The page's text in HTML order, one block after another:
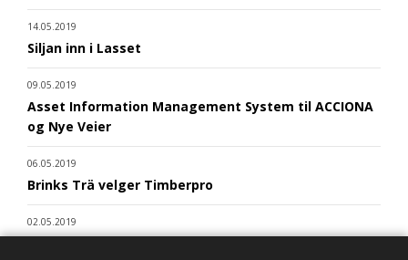
14.05.2019
Siljan inn i Lasset
09.05.2019
Asset Information Management System til ACCIONA
og Nye Veier
06.05.2019
Brinks Trä velger Timberpro
02.05.2019